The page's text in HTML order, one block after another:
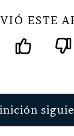
ESTE